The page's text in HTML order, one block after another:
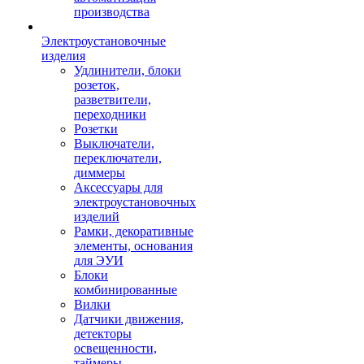
производства
Электроустановочные
изделия
Удлинители, блоки
розеток,
разветвители,
переходники
Розетки
Выключатели,
переключатели,
диммеры
Аксессуары для
электроустановочных
изделий
Рамки, декоративные
элементы, основания
для ЭУИ
Блоки
комбинированные
Вилки
Датчики движения,
детекторы
освещенности,